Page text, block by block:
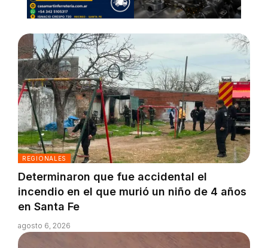
REGIONALES
Determinaron que fue accidental el
incendio en el que murió un niño de 4 años
en Santa Fe
agosto 6, 2026